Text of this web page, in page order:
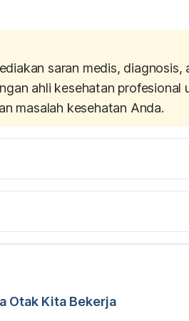
saran medis, diagnosis,
ahli kesehatan profesional
masalah kesehatan Anda.
0-6327/5-Tips-to-Boost-Your-
article/253898 diakses pada 20
dr. Carla Pramudita Susanto
Otak Kita Bekerja